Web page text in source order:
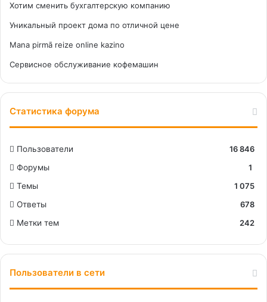
Хотим сменить бухгалтерскую компанию
Уникальный проект дома по отличной цене
Mana pirmā reize online kazino
Сервисное обслуживание кофемашин
Статистика форума
Пользователи
16 846
Форумы
1
Темы
1 075
Ответы
678
Метки тем
242
Пользователи в сети